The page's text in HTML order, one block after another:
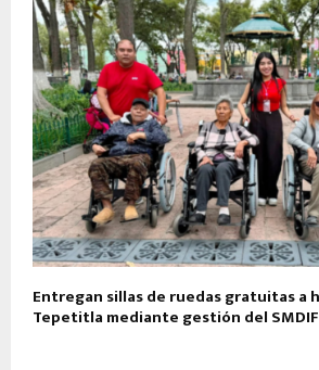
Entregan sillas de ruedas gratuitas a
Tepetitla mediante gestión del SMDIF